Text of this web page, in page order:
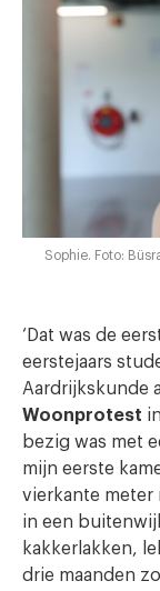
Sophie. Foto:
‘Dat was de
eerstejaars
Aardrijkskunde
Woonprotest
bezig was met
mijn eerste
vierkante meter
in een
kakkerlakken,
drie maanden